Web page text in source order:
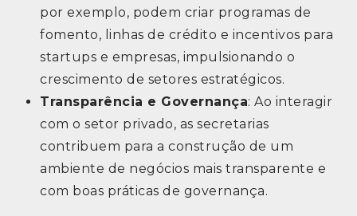
por exemplo, podem criar programas de
fomento, linhas de crédito e incentivos para
startups e empresas, impulsionando o
crescimento de setores estratégicos.
Transparência e Governança: Ao interagir
com o setor privado, as secretarias
contribuem para a construção de um
ambiente de negócios mais transparente e
com boas práticas de governança.